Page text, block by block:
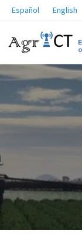
Español English